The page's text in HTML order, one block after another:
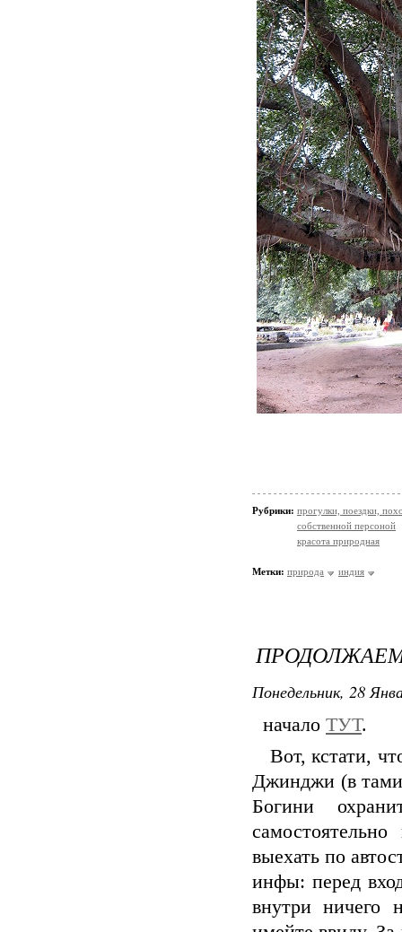
Рубрики: прогулки, поездки,
собственной персоной
красота природная
Метки: природа индия
Понедельник, 28
начало ТУТ.
Вот, кстати,
Джинджи (в
Богини
выехать по
инфы: перед
внутри ничего